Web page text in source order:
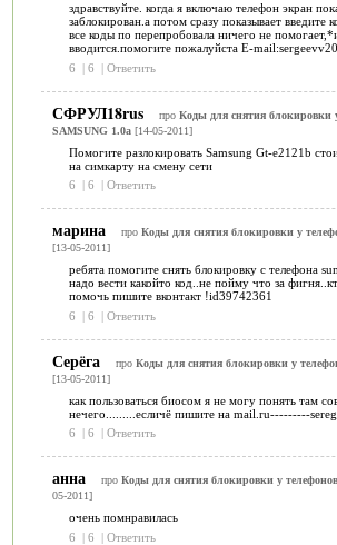
здравствуйте. когда я включаю телефон экран
заблокирован.а потом сразу показывает введите
все коды по перепробовала ничего не
вводится.помогите пожалуйста E-
6
| 6 | Ответить
СФРУЛ18rus про Коды для снятия блокировки
SAMSUNG 1.0a[14-05-2011]
Помогите разлокировать Samsung Gt-e2121b
на симкарту на смену сети
6
| 6 | Ответить
марина про Коды для снятия блокировки у
[13-05-2011]
ребята помогите снять блокировку с телефона
надо вести какойто код..не пойму что за
помочь пишите вконтакт !id39742361
6
| 6 | Ответить
Серёга про Коды для снятия блокировки у
[13-05-2011]
как пользоваться биосом я не могу понять там
нечего.........есличё пишите на mail.ru---------
6
| 6 | Ответить
анна про Коды для снятия блокировки у
05-2011]
очень помнравилась
6
| 6 | Ответить